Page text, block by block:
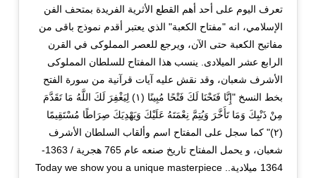
تعرف اليوم على أحد أهم القطع الأثرية الفريدة بمتحف الفن
الإسلامي، انه "مفتاح الكعبة" الذي يعتبر أقدم نموذج باقى من
مفاتيح الكعبة حتى الآن، ويرجع للعصر المملوكى في القرن
الرابع عشر الميلادى. ينسب هذا المفتاح للسلطان المملوكى
الأشرف شعبان، وقد نقش عليه آيات قرآنية من سورة الفتح
بخط النسخ "إِنَّا فَتَحْنَا لَكَ فَتْحًا مُبِينًا (١) لِيَغْفِرَ لَكَ اللَّهُ مَا تَقَدَّمَ
مِنْ ذَنْبِكَ وَمَا تَأَخَّرَ وَيُتِمَّ نِعْمَتَهُ عَلَيْكَ وَيَهْدِيَكَ صِرَاطًا مُسْتَقِيمًا
(٢)" كما سجل على المفتاح اسم وألقاب السلطان الأشرف
شعبان، و يحمل المفتاح تاريخ صنعه عام 765 هجرية / 1363-
1364 ميلادية.. Today we show you a unique masterpiece